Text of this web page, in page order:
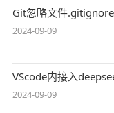
Git忽略文件
2024-09-09
VScode内接入
2024-09-09